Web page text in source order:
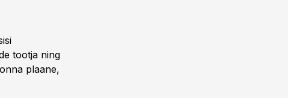
tootja ning
plaane,